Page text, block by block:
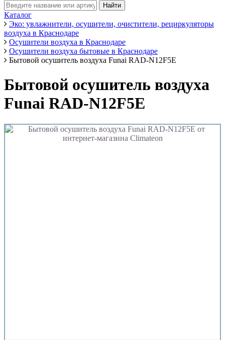
Каталог
Эко: увлажнители, осушители, очистители, рециркуляторы
воздуха в Краснодаре
Осушители воздуха в Краснодаре
Осушители воздуха бытовые в Краснодаре
Бытовой осушитель воздуха Funai RAD-N12F5E
Бытовой осушитель воздуха
Funai RAD-N12F5E